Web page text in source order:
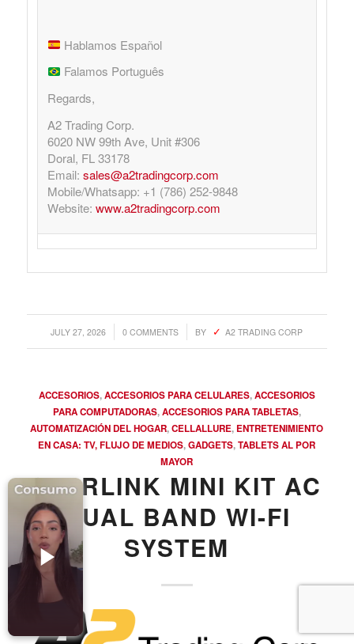
Hablamos Español
Falamos Português
Regards,
A2 Trading Corp.
6020 NW 99th Ave, Unit #306
Doral, FL 33178
Email: sales@a2tradingcorp.com
Mobile/Whatsapp: +1 (786) 252-9848
Website: www.a2tradingcorp.com
JULY 27, 2026
/ 0 COMMENTS
/ BY A2 TRADING CORP
ACCESORIOS,ACCESORIOS PARA CELULARES,ACCESORIOS
PARA COMPUTADORAS,ACCESORIOS PARA TABLETAS,
AUTOMATIZACIÓN DEL HOGAR,CELLALLURE, ENTRETENIMIENTO
EN CASA: TV, FLUJO DE MEDIOS,GADGETS,TABLETS AL POR
MAYOR
STARLINK MINI KIT AC
DUAL BAND WI-FI
SYSTEM
PRODUCTOS DE TECHNOLOGIA
Ofertas de Los Distirbuidores
Audio
Automatización del Hogar
Camaras
Celulares
Computadoras
Entretenimiento en casa: TV, Flujo de medios
Realidad Virtual
Reciba Ofertas
© Copyright - Comprar Magazine | website & SEO by
Terms & Condition